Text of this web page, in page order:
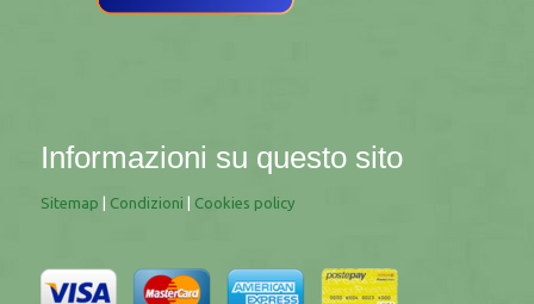
Informazioni su questo sito
Sitemap Condizioni Cookies policy